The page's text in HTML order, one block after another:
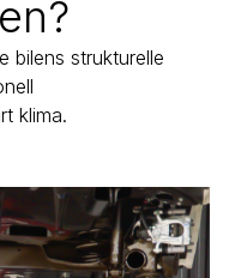
bilens strukturelle
klima.